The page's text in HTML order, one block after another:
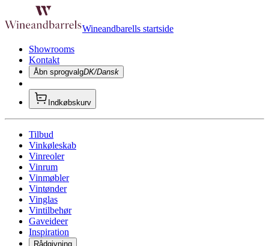
Wineandbarells startside
Showrooms
Kontakt
Åbn sprogvalgDK/Dansk
Indkøbskurv
Tilbud
Vinkøleskab
Vinreoler
Vinrum
Vinmøbler
Vintønder
Vinglas
Vintilbehør
Gaveideer
Inspiration
Rådgivning